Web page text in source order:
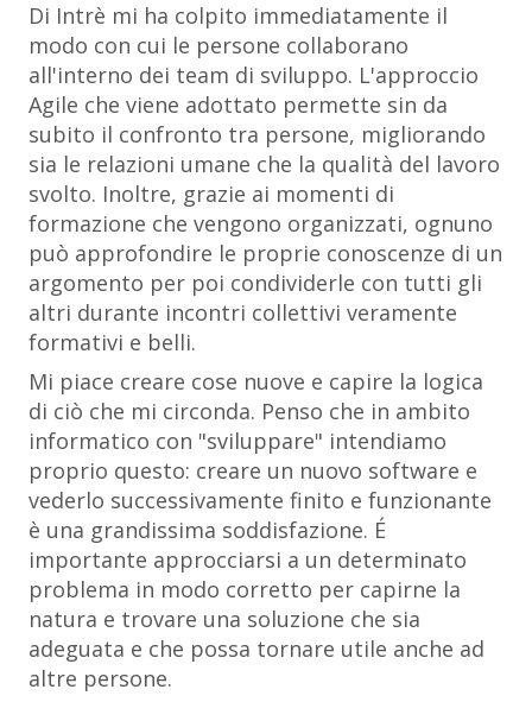
Di Intrè mi ha colpito immediatamente il
modo con cui le persone collaborano
all'interno dei team di sviluppo. L'approccio
Agile che viene adottato permette sin da
subito il confronto tra persone, migliorando
sia le relazioni umane che la qualità del lavoro
svolto. Inoltre, grazie ai momenti di
formazione che vengono organizzati, ognuno
può approfondire le proprie conoscenze di un
argomento per poi condividerle con tutti gli
altri durante incontri collettivi veramente
formativi e belli.
Mi piace creare cose nuove e capire la logica
di ciò che mi circonda. Penso che in ambito
informatico con "sviluppare" intendiamo
proprio questo: creare un nuovo software e
vederlo successivamente finito e funzionante
è una grandissima soddisfazione. É
importante approcciarsi a un determinato
problema in modo corretto per capirne la
natura e trovare una soluzione che sia
adeguata e che possa tornare utile anche ad
altre persone.